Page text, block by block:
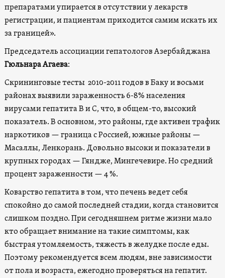
препаратами упирается в отсутствии у лекарств
регистрации, и пациентам приходится самим искать их
за границей».
Председатель ассоциации гепатологов Азербайджана
Гюльнара Агаева:
Скрининговые тесты 2010-2011 годов в Баку и восьми
районах выявили зараженность 6-8% населения
вирусами гепатита В и С, что, в общем-то, высокий
показатель. В основном, это районы, где активен трафик
наркотиков — граница с Россией, южные районы —
Масаллы, Ленкорань. Довольно высоки и показатели в
крупных городах — Гяндже, Мингечевире. Но средний
процент зараженности — 4 %.
Коварство гепатита в том, что печень ведет себя
спокойно до самой последней стадии, когда становится
слишком поздно. При сегодняшнем ритме жизни мало
кто обращает внимание на такие симптомы, как
быстрая утомляемость, тяжесть в желудке после еды.
Поэтому рекомендуется всем людям, вне зависимости
от пола и возраста, ежегодно проверяться на гепатит.